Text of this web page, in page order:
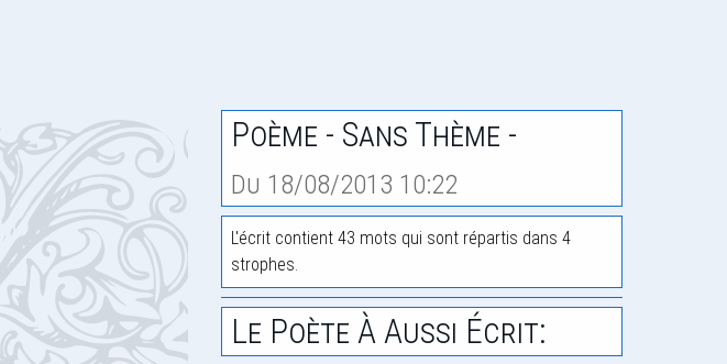
Poème - Sans Thème -
Du 18/08/2013 10:22
L'écrit contient 43 mots qui sont répartis dans 4
strophes.
Le Poète À Aussi Écrit: